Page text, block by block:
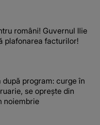
români! Guvernul Ilie
plafonarea facturilor!
după program: curge în
se oprește din
noiembrie